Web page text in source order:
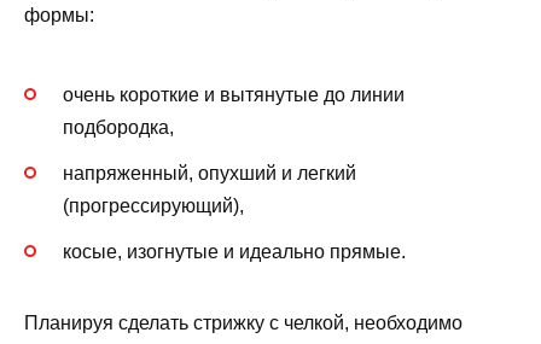
формы:
очень короткие и вытянутые до линии
подбородка,
напряженный, опухший и легкий
(прогрессирующий),
косые, изогнутые и идеально прямые.
Планируя сделать стрижку с челкой, необходимо